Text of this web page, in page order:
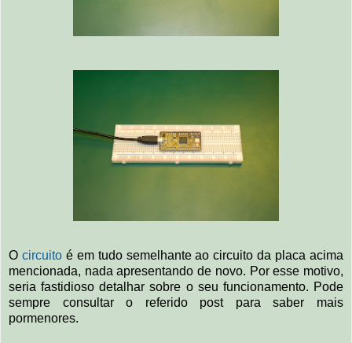
O circuitoé em tudo semelhante ao circuito da placa acima
mencionada, nada apresentando de novo. Por esse motivo,
seria fastidioso detalhar sobre o seu funcionamento. Pode
sempre consultar o referido post para saber mais
pormenores.